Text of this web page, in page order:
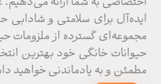
ایده‌آل برای سلامتی و شادابی
مجموعه‌ای گسترده از ملزومات
حیوانات خانگی خود بهترین
مطمئن و به یادماندنی خواهید